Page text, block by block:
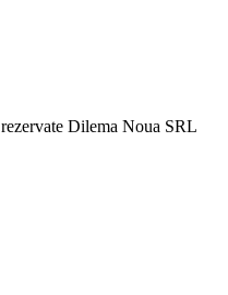
Dilema Noua SRL